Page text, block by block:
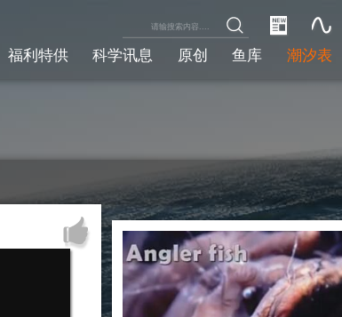
福利特供 科学讯息 原创 鱼库 潮汐表